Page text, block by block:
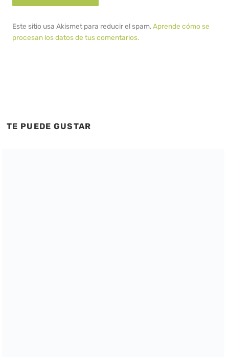
Este sitio usa Akismet para reducir el spam.Aprende cómo se
procesan los datos de tus comentarios.
TE PUEDE GUSTAR